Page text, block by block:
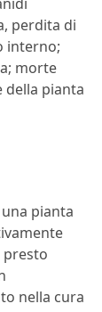
perdita di
interno;
morte
della pianta
pianta
presto
nella cura